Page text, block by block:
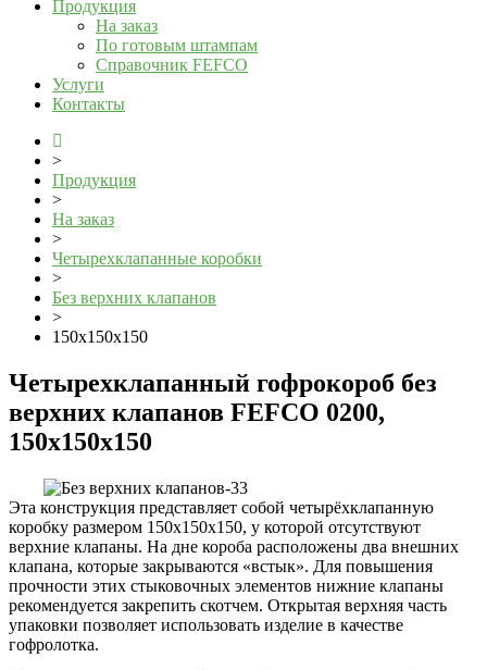
Продукция
На заказ
По готовым штампам
Справочник FEFCO
Услуги
Контакты
>
Продукция
>
На заказ
>
Четырехклапанные коробки
>
Без верхних клапанов
>
150x150x150
Четырехклапанный гофрокороб без
верхних клапанов FEFCO 0200,
150x150x150
Эта конструкция представляет собой четырёхклапанную
коробку размером 150х150х150, у которой отсутствуют
верхние клапаны. На дне короба расположены два внешних
клапана, которые закрываются «встык». Для повышения
прочности этих стыковочных элементов нижние клапаны
рекомендуется закрепить скотчем. Открытая верхняя часть
упаковки позволяет использовать изделие в качестве
гофролотка.